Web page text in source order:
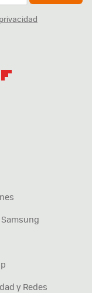
y Redes